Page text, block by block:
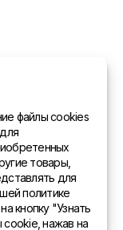
файлы cookies
товары,
для
политике
кнопку "Узнать
нажав на